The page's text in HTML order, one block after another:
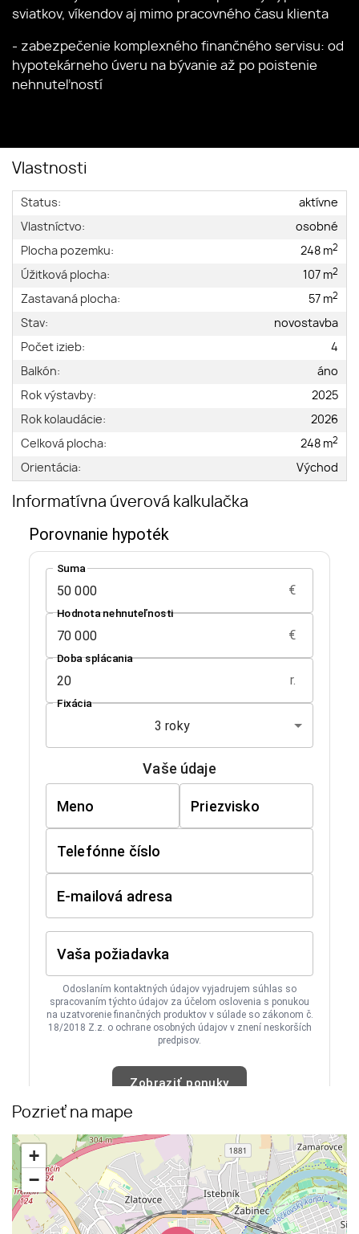
sviatkov, víkendov aj mimo pracovného času klienta
- zabezpečenie komplexného finančného servisu: od
hypotekárneho úveru na bývanie až po poistenie
nehnuteľností
Vlastnosti
Status:
aktívne
Vlastníctvo:
osobné
Plocha pozemku:
248 m2
Úžitková plocha: 107 m2
Zastavaná plocha: 57 m2
Stav:
novostavba
Počet izieb:
4
Balkón:
áno
Rok výstavby:
2025
Rok kolaudácie:
2026
Celková plocha:
248 m2
Orientácia: Východ
Informatívna úverová kalkulačka
Pozrieť na mape
+
−